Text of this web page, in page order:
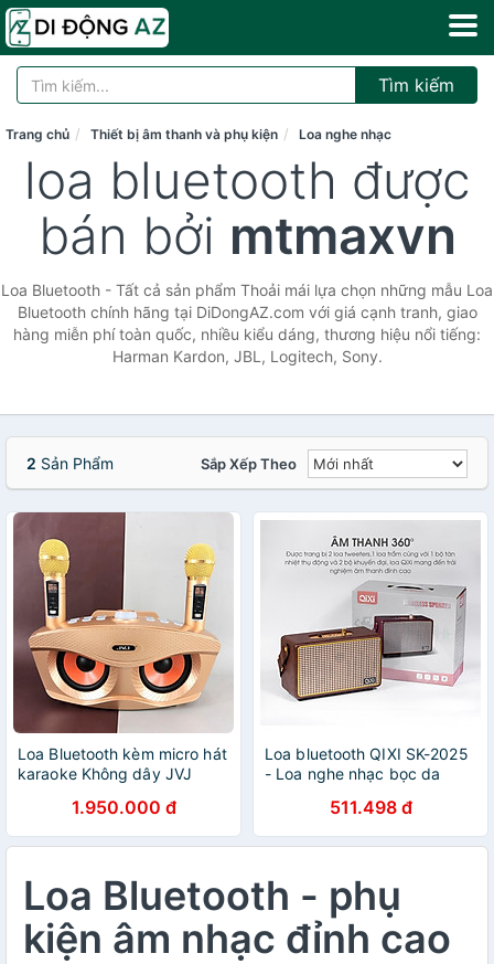
Tìm kiếm
Trang chủ Thiết bị âm thanh và phụ kiện Loa nghe nhạc
loa bluetooth được
bán bởi mtmaxvn
Loa Bluetooth - Tất cả sản phẩm Thoải mái lựa chọn những mẫu Loa
Bluetooth chính hãng tại DiDongAZ.com với giá cạnh tranh, giao
hàng miễn phí toàn quốc, nhiều kiểu dáng, thương hiệu nổi tiếng:
Harman Kardon, JBL, Logitech, Sony.
2 Sản Phẩm Sắp Xếp Theo
Loa Bluetooth kèm micro hát
karaoke Không dây JVJ
Hàng Chính Hãng
1.950.000 đ
Loa bluetooth QIXI SK-2025
- Loa nghe nhạc bọc da
Hệ thống loa 2.1 công suất
20W âm thanh trầm ấm -
Tích hợp cổng micro 6.5mm
Bluetooth, AUX, USB, TF
card - Dung lượng pin cao -
Hàng nhập khẩu
511.498 đ
Loa Bluetooth - phụ
kiện âm nhạc đỉnh cao